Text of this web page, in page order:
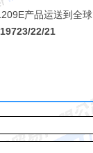
产品运送到全球
22/21